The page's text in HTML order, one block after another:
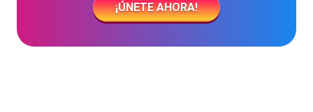
¡ÚNETE AHORA!